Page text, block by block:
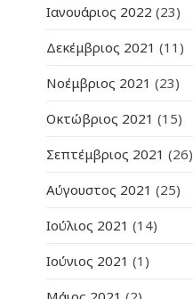
Ιανουάριος 2022 (23)
Δεκέμβριος 2021 (11)
Νοέμβριος 2021 (23)
Οκτώβριος 2021 (15)
Σεπτέμβριος 2021 (26)
Αύγουστος 2021 (25)
Ιούλιος 2021 (14)
Ιούνιος 2021 (1)